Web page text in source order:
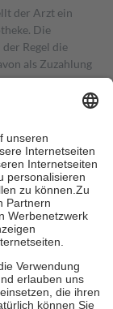
der Arzt ein
Die
Regel die
als Zuzahlung
von zehn
die tatsächlichen
Apotheken.
die
je
Gesundheit zu
unterstützen,
18. Lebensjahr